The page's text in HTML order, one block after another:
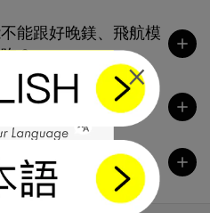
能跟好晚鎂、飛航模
？
×